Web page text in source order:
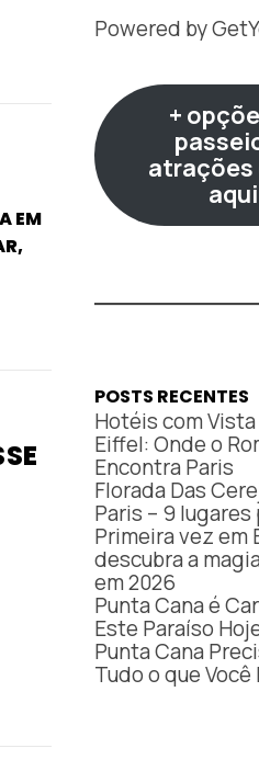
EM
Powered by
+
atrações
POSTS RECENTES
Hotéis com
Eiffel: Onde o
Encontra Paris
Florada Das
Paris – 9
Primeira vez em
descubra a
em 2026
Punta Cana é
Este Paraíso
Punta Cana
Tudo o que Você